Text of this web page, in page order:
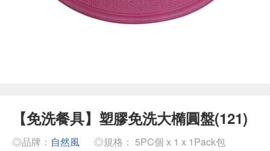
【免洗餐具】塑膠免洗大橢圓盤(121)
◎品牌： 自然風 ◎規格： 5PC個 x 1 x 1Pack包